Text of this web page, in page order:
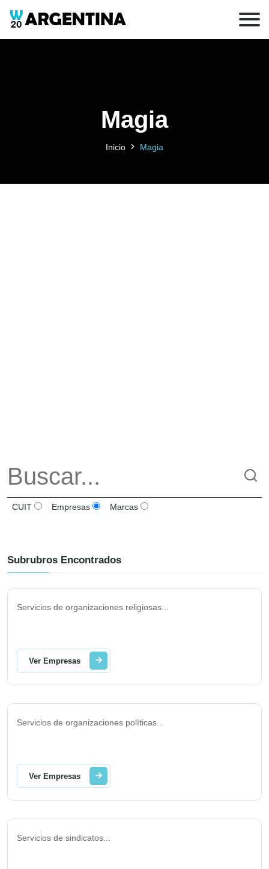
Magia
Inicio Magia
CUIT Empresas Marcas
Subrubros Encontrados
Servicios de organizaciones religiosas
Ver Empresas
Servicios de organizaciones políticas
Ver Empresas
Servicios de sindicatos